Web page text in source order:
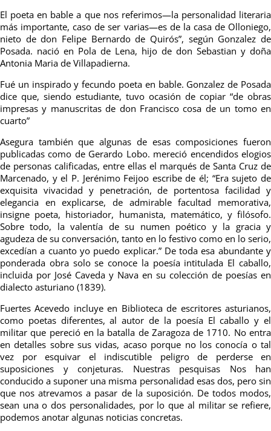
El poeta en bable a que nos referimos—la personalidad literaria
más importante, caso de ser varias—es de la casa de Olloniego,
nieto de don Felipe Bernardo de Quirós”, según Gonzalez de
Posada. nació en Pola de Lena, hijo de don Sebastian y doña
Antonia Maria de Villapadierna.
Fué un inspirado y fecundo poeta en bable. Gonzalez de Posada
dice que, siendo estudiante, tuvo ocasión de copiar “de obras
impresas y manuscritas de don Francisco cosa de un tomo en
cuarto”
Asegura también que algunas de esas composiciones fueron
publicadas como de Gerardo Lobo. mereció encendidos elogios
de personas calificadas, entre ellas el marqués de Santa Cruz de
Marcenado, y el P. Jerénimo Feijoo escribe de él; “Era sujeto de
exquisita vivacidad y penetración, de portentosa facilidad y
elegancia en explicarse, de admirable facultad memorativa,
insigne poeta, historiador, humanista, matemático, y filósofo.
Sobre todo, la valentía de su numen poético y la gracia y
agudeza de su conversación, tanto en lo festivo como en lo serio,
excedían a cuanto yo puedo explicar.” De toda esa abundante y
ponderada obra solo se conoce la poesía intitulada El caballo,
incluida por José Caveda y Nava en su colección de poesías en
dialecto asturiano (1839).
Fuertes Acevedo incluye en Biblioteca de escritores asturianos,
como poetas diferentes, al autor de la poesía El caballo y el
militar que pereció en la batalla de Zaragoza de 1710. No entra
en detalles sobre sus vidas, acaso porque no los conocía o tal
vez por esquivar el indiscutible peligro de perderse en
suposiciones y conjeturas. Nuestras pesquisas Nos han
conducido a suponer una misma personalidad esas dos, pero sin
que nos atrevamos a pasar de la suposición. De todos modos,
sean una o dos personalidades, por lo que al militar se refiere,
podemos anotar algunas noticias concretas.